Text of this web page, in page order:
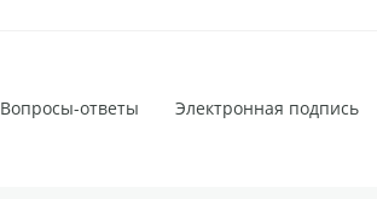
Вопросы-ответы Электронная подпись